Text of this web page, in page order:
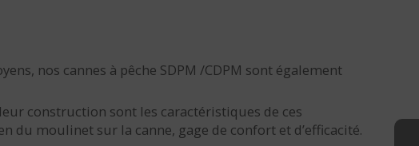
nos cannes à pêche SDPM /CDPM sont également
construction sont les caractéristiques de ces
du moulinet sur la canne, gage de confort et d’efficacité.